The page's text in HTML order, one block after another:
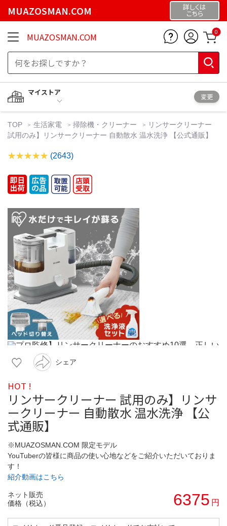
MUAZOSMAN.COM 詳しくは
こちら
MUAZOSMAN.COM 0
マイストア
変更
TOP 生活家電 掃除機・クリーナー
リンサークリーナー
試用のみ】リンサークリーナー 自動散水 温水洗浄 【公式通販】
(2643)
シェア
HOT !
リンサークリーナー 試用のみ】リンサ
ークリーナー 自動散水 温水洗浄 【公
式通販】
※MUAZOSMAN.COM 限定モデル
YouTuberの皆様に商品の使い心地などをご紹介いただいておりま
す！
紹介動画はこちら
ネット販売
価格（税込）
6375 円